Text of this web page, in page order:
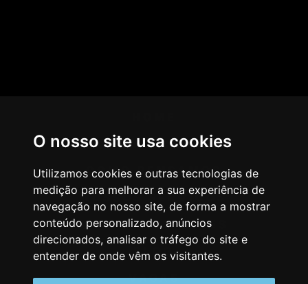
O nosso site usa cookies
Utilizamos cookies e outras tecnologias de
medição para melhorar a sua experiência de
navegação no nosso site, de forma a mostrar
conteúdo personalizado, anúncios
direcionados, analisar o tráfego do site e
entender de onde vêm os visitantes.
AGÊNCIA
COMO PENSAMOS
NOSSOS SERVIÇOS
CASES & CLIENTES
BLOG
VAGAS